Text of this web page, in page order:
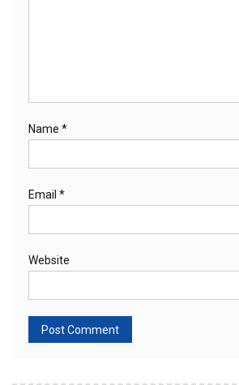
Name *
Email *
Website